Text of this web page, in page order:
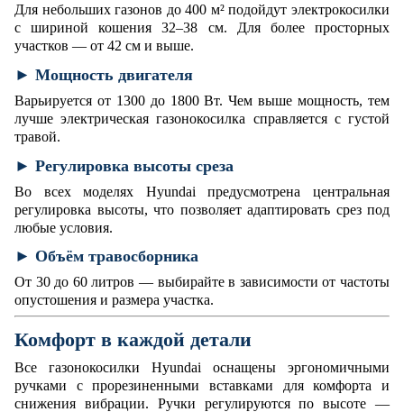
Для небольших газонов до 400 м² подойдут электрокосилки
с шириной кошения 32–38 см. Для более просторных
участков — от 42 см и выше.
► Мощность двигателя
Варьируется от 1300 до 1800 Вт. Чем выше мощность, тем
лучше электрическая газонокосилка справляется с густой
травой.
► Регулировка высоты среза
Во всех моделях Hyundai предусмотрена центральная
регулировка высоты, что позволяет адаптировать срез под
любые условия.
► Объём травосборника
От 30 до 60 литров — выбирайте в зависимости от частоты
опустошения и размера участка.
Комфорт в каждой детали
Все газонокосилки Hyundai оснащены эргономичными
ручками с прорезиненными вставками для комфорта и
снижения вибрации. Ручки регулируются по высоте —